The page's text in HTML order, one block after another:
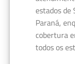
estados de
Paraná,
cobertura
todos os